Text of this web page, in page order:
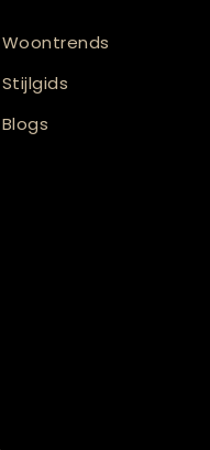
Woontrends
Stijlgids
Blogs